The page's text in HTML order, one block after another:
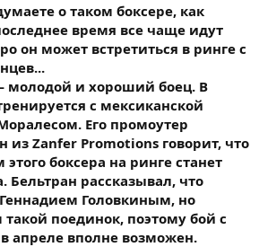
о таком боксере, как
время все чаще идут
он может встретиться в ринге с
и хороший боец. В
с мексиканской
Его промоутер
из Zanfer Promotions говорит, что
боксера на ринге станет
Бельтран рассказывал, что
Головкиным, но
поединок, поэтому бой с
апреле вполне возможен.